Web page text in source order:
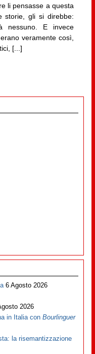
li pensasse a questa
storie, gli si direbbe:
nessuno. E invece
veramente così,
[...]
6 Agosto 2026
2026
in Italia conBourlinguer
la risemantizzazione